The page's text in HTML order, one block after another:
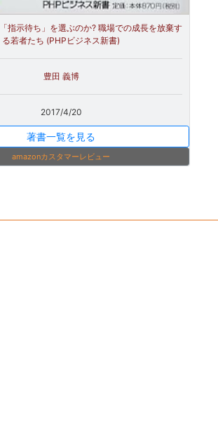
指示待ち」を選ぶのか? 職場での成長を放棄す
る若者たち (PHPビジネス新書)
豊田 義博
2017/4/20
著書一覧を見る
amazonカスタマーレビュー